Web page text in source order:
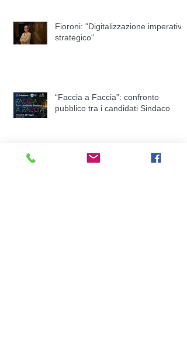
Fioroni: "Digitalizzazione imperativo
strategico"
“Faccia a Faccia”: confronto
pubblico tra i candidati Sindaco